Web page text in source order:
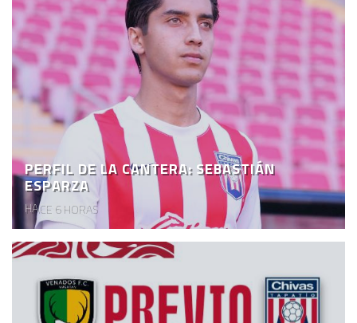
PERFIL DE LA CANTERA: SEBASTIÁN
ESPARZA
HACE 6 HORAS